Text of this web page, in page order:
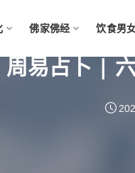
佛家佛经 饮食男
周易占卜 |